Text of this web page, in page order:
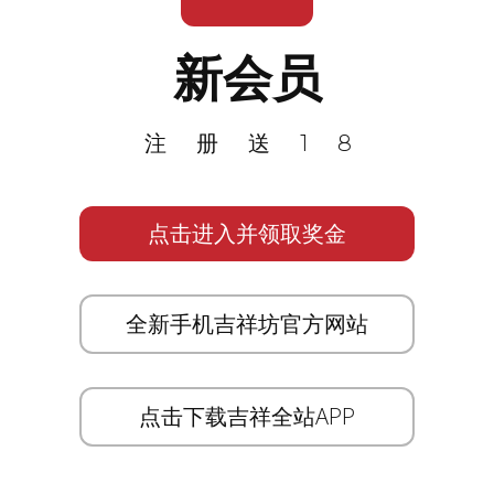
新会员
注册送18
点击进入并领取奖金
全新手机吉祥坊官方网站
点击下载吉祥全站APP